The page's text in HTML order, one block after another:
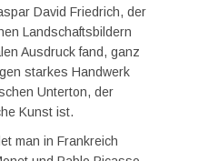
David Friedrich, der
Landschaftsbildern
Ausdruck fand, ganz
starkes Handwerk
Unterton, der
Kunst ist.
man in Frankreich